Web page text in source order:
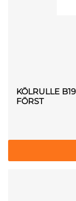
KÖLRULLE
FÖRST